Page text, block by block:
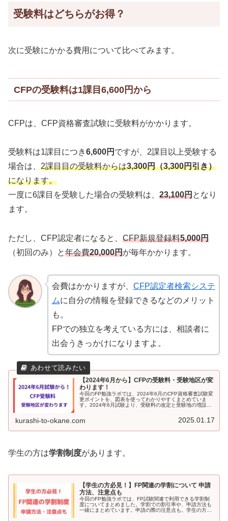
受験料はどちらがお得？
次に受験にかかる費用について比べてみます。
CFPの受験料は1課目6,600円から
CFPは、CFP資格審査試験に受験料がかかります。
受験料は1課目につき6,600円 ですが、2課目以上受験する
場合は、 2課目目の受験料からは3,300円（3,300円引き）
になります。
一度に6課目を受験した場合の受験料は、 23,100円となり
ます。
ただし、CFP認定者になると、 CFP新規登録料5,000円
（初回のみ）と年会費20,000円が毎年かかります。
会費はかかりますが、 CFP認定者検索システ
ムに自分の情報を登録できるなどのメリット
も。
FPでの独立を考えている方には、相談者に
出会うきっかけになりますよ。
【2024年6月から】CFPの受験料・受験地区が変
わります！
今回のFP勉強ラボでは、2024年6月のCFP資格審査試験変
更ポイントを、図表を使ってわかりやすくまとめていま
す。2024年6月試験より、受験料の改定と受験地の増設、
kurashi-to-okane.com 2025.01.17
学生の方は学割制度があります。
【学生の方必見！】FP関連の学割について 申請
方法、注意点も
今回のFP勉強ラボでは、FP試験関連で利用できる学割制
度についてまとめました。学割での割引率や、申請方法も
一緒にまとめています。申請の際の注意点も。学生の方で